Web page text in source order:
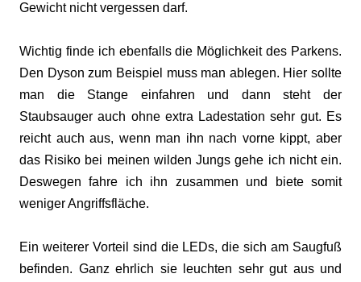
Gewicht nicht vergessen darf.
Wichtig finde ich ebenfalls die Möglichkeit des Parkens.
Den Dyson zum Beispiel muss man ablegen. Hier sollte
man die Stange einfahren und dann steht der
Staubsauger auch ohne extra Ladestation sehr gut. Es
reicht auch aus, wenn man ihn nach vorne kippt, aber
das Risiko bei meinen wilden Jungs gehe ich nicht ein.
Deswegen fahre ich ihn zusammen und biete somit
weniger Angriffsfläche.
Ein weiterer Vorteil sind die LEDs, die sich am Saugfuß
befinden. Ganz ehrlich sie leuchten sehr gut aus und